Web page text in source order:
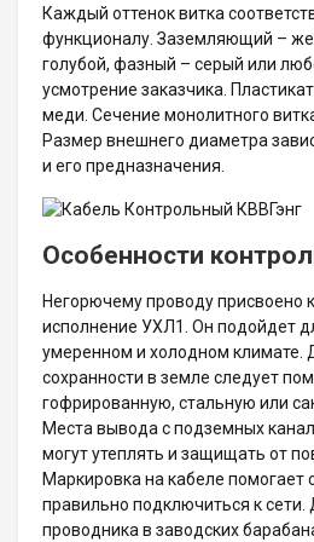
Каждый оттенок витка
функционалу. Заземляющий –
голубой, фазный – серый или
усмотрение заказчика.
меди. Сечение монолитного
Размер внешнего диаметра
и его предназначения.
Особенности
Негорючему проводу присвоено
исполнение УХЛ1. Он подойдет
умеренном и холодном климате.
сохранности в земле следует
гофрированную, стальную или
Места вывода с подземных
могут утеплять и защищать от
Маркировка на кабеле помогает
правильно подключиться к сети.
проводника в заводских